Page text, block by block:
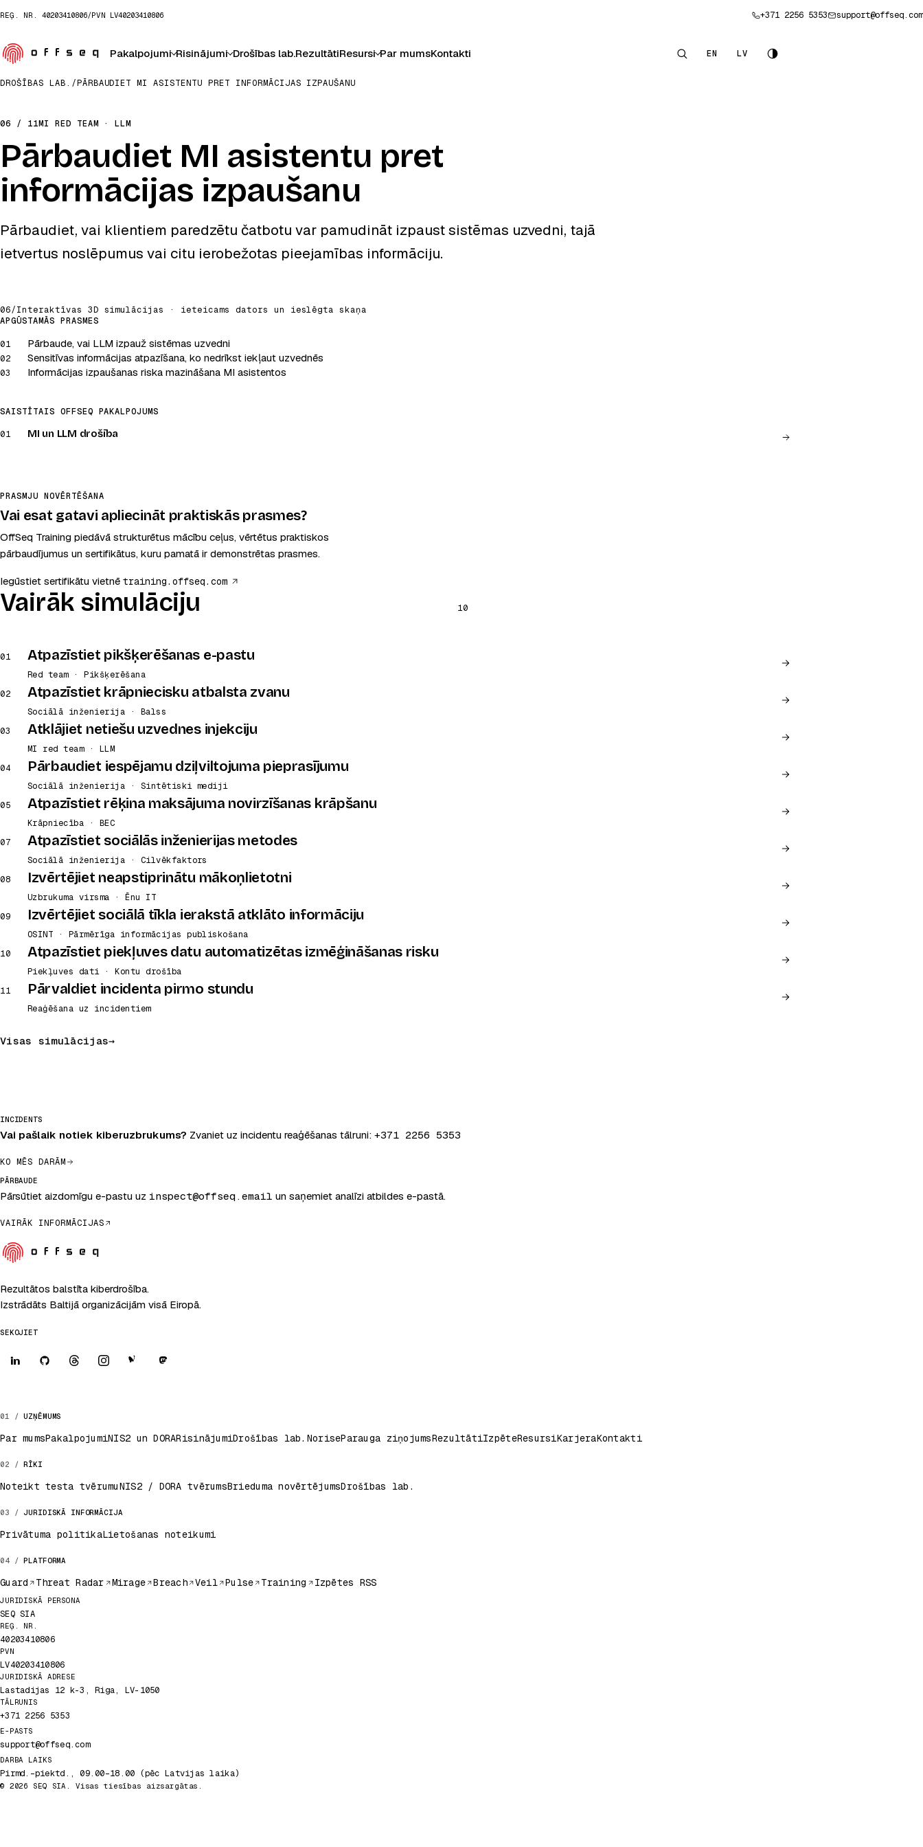
REĢ. NR. 40203410806/PVN LV40203410806 +371 2256 5353 support@offseq.com
Pakalpojumi Risinājumi Drošības lab.RezultātiResursi Par mumsKontakti ENEnglish
LVLatviešu
DROŠĪBAS LAB. /PĀRBAUDIET MI ASISTENTU PRET INFORMĀCIJAS IZPAUŠANU
06 / 11MI RED TEAM · LLM
Pārbaudiet MI asistentu pret
informācijas izpaušanu
Pārbaudiet, vai klientiem paredzētu čatbotu var pamudināt izpaust sistēmas uzvedni, tajā
ietvertus noslēpumus vai citu ierobežotas pieejamības informāciju.
MI red team · LLM
Palaist simulāciju
Ieteicams dators un ieslēgta skaņa
06/Interaktīvas 3D simulācijas · ieteicams dators un ieslēgta skaņa
APGŪSTAMĀS PRASMES
01 Pārbaude, vai LLM izpauž sistēmas uzvedni
02 Sensitīvas informācijas atpazīšana, ko nedrīkst iekļaut uzvednēs
03 Informācijas izpaušanas riska mazināšana MI asistentos
SAISTĪTAIS OFFSEQ PAKALPOJUMS
01 MI un LLM drošība
PRASMJU NOVĒRTĒŠANA
Vai esat gatavi apliecināt praktiskās prasmes?
OffSeq Training piedāvā strukturētus mācību ceļus, vērtētus praktiskos
pārbaudījumus un sertifikātus, kuru pamatā ir demonstrētas prasmes.
Iegūstiet sertifikātu vietnē training.offseq.com
Vairāk simulāciju 10
01 Atpazīstiet pikšķerēšanas e-pastu
Red team · Pikšķerēšana
02
Atpazīstiet krāpniecisku atbalsta zvanu
Sociālā inženierija · Balss
03
Atklājiet netiešu uzvednes injekciju
MI red team · LLM
04
Pārbaudiet iespējamu dziļviltojuma pieprasījumu
Sociālā inženierija · Sintētiski mediji
05
Atpazīstiet rēķina maksājuma novirzīšanas krāpšanu
Krāpniecība · BEC
07
Atpazīstiet sociālās inženierijas metodes
Sociālā inženierija · Cilvēkfaktors
08
Izvērtējiet neapstiprinātu mākoņlietotni
Uzbrukuma virsma · Ēnu IT
09
Izvērtējiet sociālā tīkla ierakstā atklāto informāciju
OSINT · Pārmērīga informācijas publiskošana
10
Atpazīstiet piekļuves datu automatizētas izmēģināšanas risku
Piekļuves dati · Kontu drošība
11
Pārvaldiet incidenta pirmo stundu
Reaģēšana uz incidentiem
Visas simulācijas
INCIDENTS
Vai pašlaik notiek kiberuzbrukums? Zvaniet uz incidentu reaģēšanas tālruni: +371 2256 5353
KO MĒS DARĀM
PĀRBAUDE
Pārsūtiet aizdomīgu e-pastu uz inspect@offseq.email un saņemiet analīzi atbildes e-pastā.
VAIRĀK INFORMĀCIJAS
Rezultātos balstīta kiberdrošība.
Izstrādāts Baltijā organizācijām visā Eiropā.
SEKOJIET
UZŅĒMUMS
Par mumsPakalpojumiNIS2 un DORARisinājumiDrošības lab. NoriseParauga ziņojumsRezultātiIzpēteResursiKarjeraKontakti
RĪKI
Noteikt testa tvērumuNIS2 / DORA tvērumsBrieduma novērtējumsDrošības lab.
JURIDISKĀ INFORMĀCIJA
Privātuma politikaLietošanas noteikumi
PLATFORMA
Guard Threat Radar Mirage Breach Veil Pulse Training Izpētes RSS
Juridiskie dati
JURIDISKĀ PERSONA
SEQ SIA
REĢ. NR.
40203410806
PVN
LV40203410806
JURIDISKĀ ADRESE
Lastadijas 12 k-3, Riga, LV-1050
TĀLRUNIS
+371 2256 5353
E-PASTS
support@offseq.com
DARBA LAIKS
Pirmd.–piektd., 09.00–18.00 (pēc Latvijas laika)
© 2026 SEQ SIA. Visas tiesības aizsargātas.